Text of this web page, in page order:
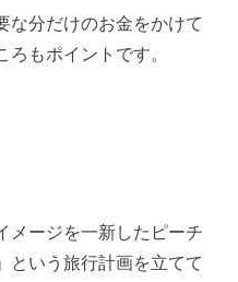
な分だけのお金をかけて
もポイントです。
メージを一新したピーチ
という旅行計画を立てて